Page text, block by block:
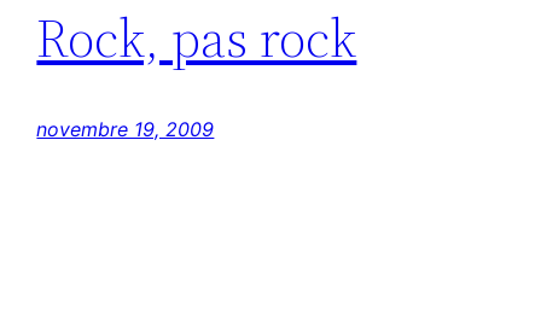
Rock, pas rock
novembre 19, 2009